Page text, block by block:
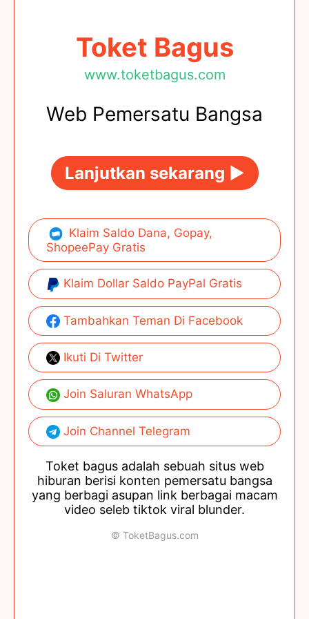
Toket Bagus
www.toketbagus.com
Web Pemersatu Bangsa
Lanjutkan sekarang ►
Klaim Saldo Dana, Gopay,
ShopeePay Gratis
Klaim Dollar Saldo PayPal Gratis
Tambahkan Teman Di Facebook
Ikuti Di Twitter
Join Saluran WhatsApp
Join Channel Telegram
Toket bagus adalah sebuah situs web
hiburan berisi konten pemersatu bangsa
yang berbagi asupan link berbagai macam
video seleb tiktok viral blunder.
© ToketBagus.com